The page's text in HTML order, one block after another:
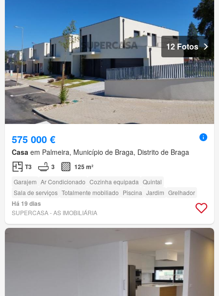
12 Fotos
575 000 €
Casa em Palmeira, Município de Braga, Distrito de Braga
T3 3 125 m²
Garajem Ar Condicionado Cozinha equipada Quintal
Sala de serviços Totalmente mobiliado Piscina Jardim Grelhador
Há 19 dias
SUPERCASA - AS IMOBILIÁRIA